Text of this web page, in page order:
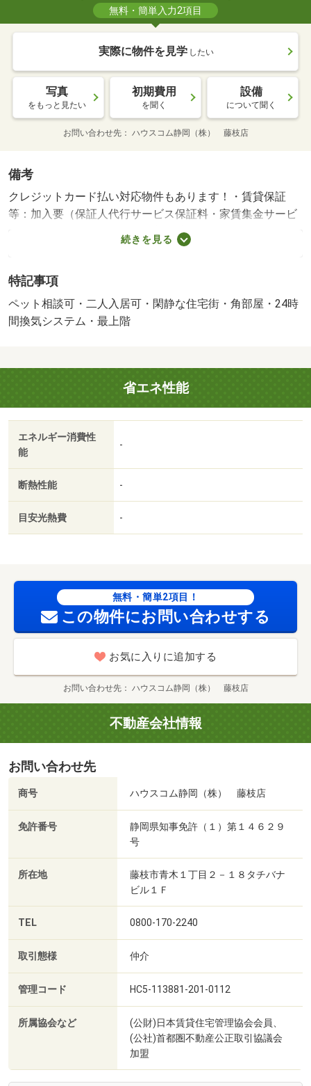
無料・簡単入力2項目
実際に物件を見学 したい
写真
をもっと見たい
初期費用
を聞く
設備
について聞く
お問い合わせ先 ハウスコム静岡（株） 藤枝店
備考
クレジットカード払い対応物件もあります！・賃貸保証
等：加入要（保証人代行サービス保証料・家賃集金サービ
ス手数料 １０，０００円／入居時、以降は月額賃料の
１％／毎月（入居期間中）、他プラン有）・モニターで来
ができます。収納はクロゼット・シューズボックス・全居
室収納など豊富なので、広々と空間を利用することも可能
です。/消毒施工料(当社扱)( 17050円/町内会入会金(入居
続きを見る
特記事項
ペット相談可・二人入居可・閑静な住宅街・角部屋・24時
間換気システム・最上階
省エネ性能
エネルギー消費性
能
-
断熱性能 -
目安光熱費 -
無料・簡単2項目！
この物件にお問い合わせする
お気に入りに追加する
お問い合わせ先 ハウスコム静岡（株） 藤枝店
不動産会社情報
お問い合わせ先
商号 ハウスコム静岡（株） 藤枝店
免許番号
静岡県知事免許（１）第１４６２９
号
所在地
藤枝市青木１丁目２－１８タチバナ
ビル１Ｆ
TEL 0800-170-2240
取引態様 仲介
管理コード HC5-113881-201-0112
所属協会など
(公財)日本賃貸住宅管理協会会員、
(公社)首都圏不動産公正取引協議会
加盟